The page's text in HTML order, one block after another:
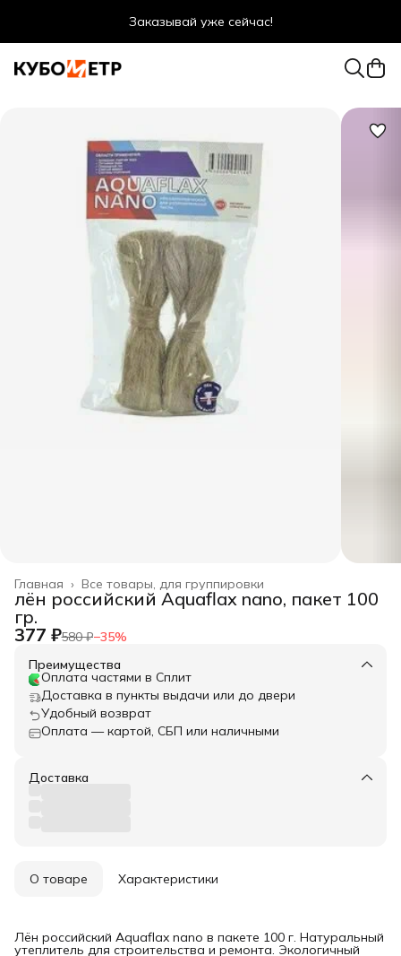
Заказывай уже сейчас!
Оптовые цены даже для физ. лиц
Все товары, для группировки
Главная ›
лён российский Aquaflax nano, пакет 100
гр.
377 ₽580 ₽−35%
Преимущества
Оплата частями в Сплит
Доставка в пункты выдачи или до двери
Удобный возврат
Оплата — картой, СБП или наличными
Доставка
О товаре Характеристики
Лён российский Aquaflax nano в пакете 100 г. Натуральный
утеплитель для строительства и ремонта. Экологичный